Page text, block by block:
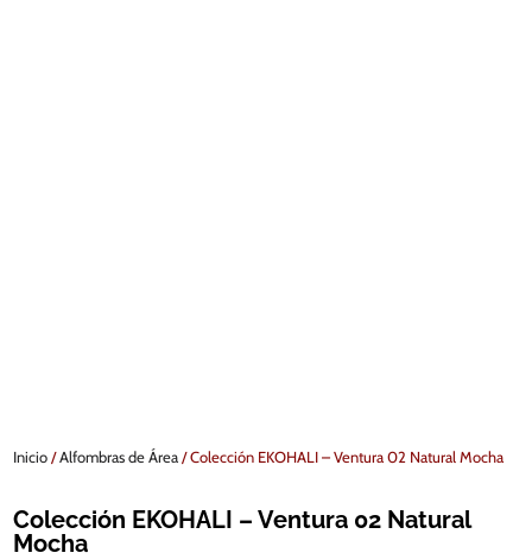
Inicio/Alfombras de Área/ Colección EKOHALI – Ventura 02 Natural Mocha
Colección EKOHALI – Ventura 02 Natural
Mocha